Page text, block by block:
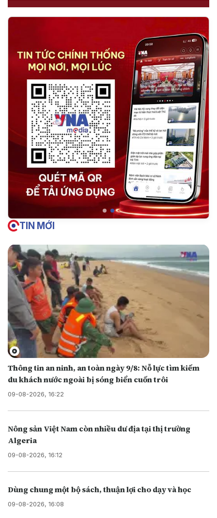
TIN MỚI
Thông tin an ninh, an toàn ngày 9/8: Nỗ lực tìm kiếm
du khách nước ngoài bị sóng biển cuốn trôi
09-08-2026, 16:22
Nông sản Việt Nam còn nhiều dư địa tại thị trường
Algeria
09-08-2026, 16:12
Dùng chung một bộ sách, thuận lợi cho dạy và học
09-08-2026, 16:08